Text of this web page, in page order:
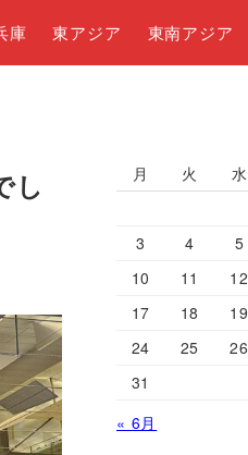
庫 東アジア 東南アジア
し
月
火 水
3
4 5
10
11 12
17
18 19
24
25 26
31
« 6月